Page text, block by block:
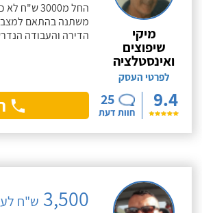
מיקי
שיפוצים
ואינסטלציה
לפרטי העסק
9.4
25
חוות דעת
החל מ3000
משתנה בהתאם למצב
הדירה והעבודה
3,500 ש"ח